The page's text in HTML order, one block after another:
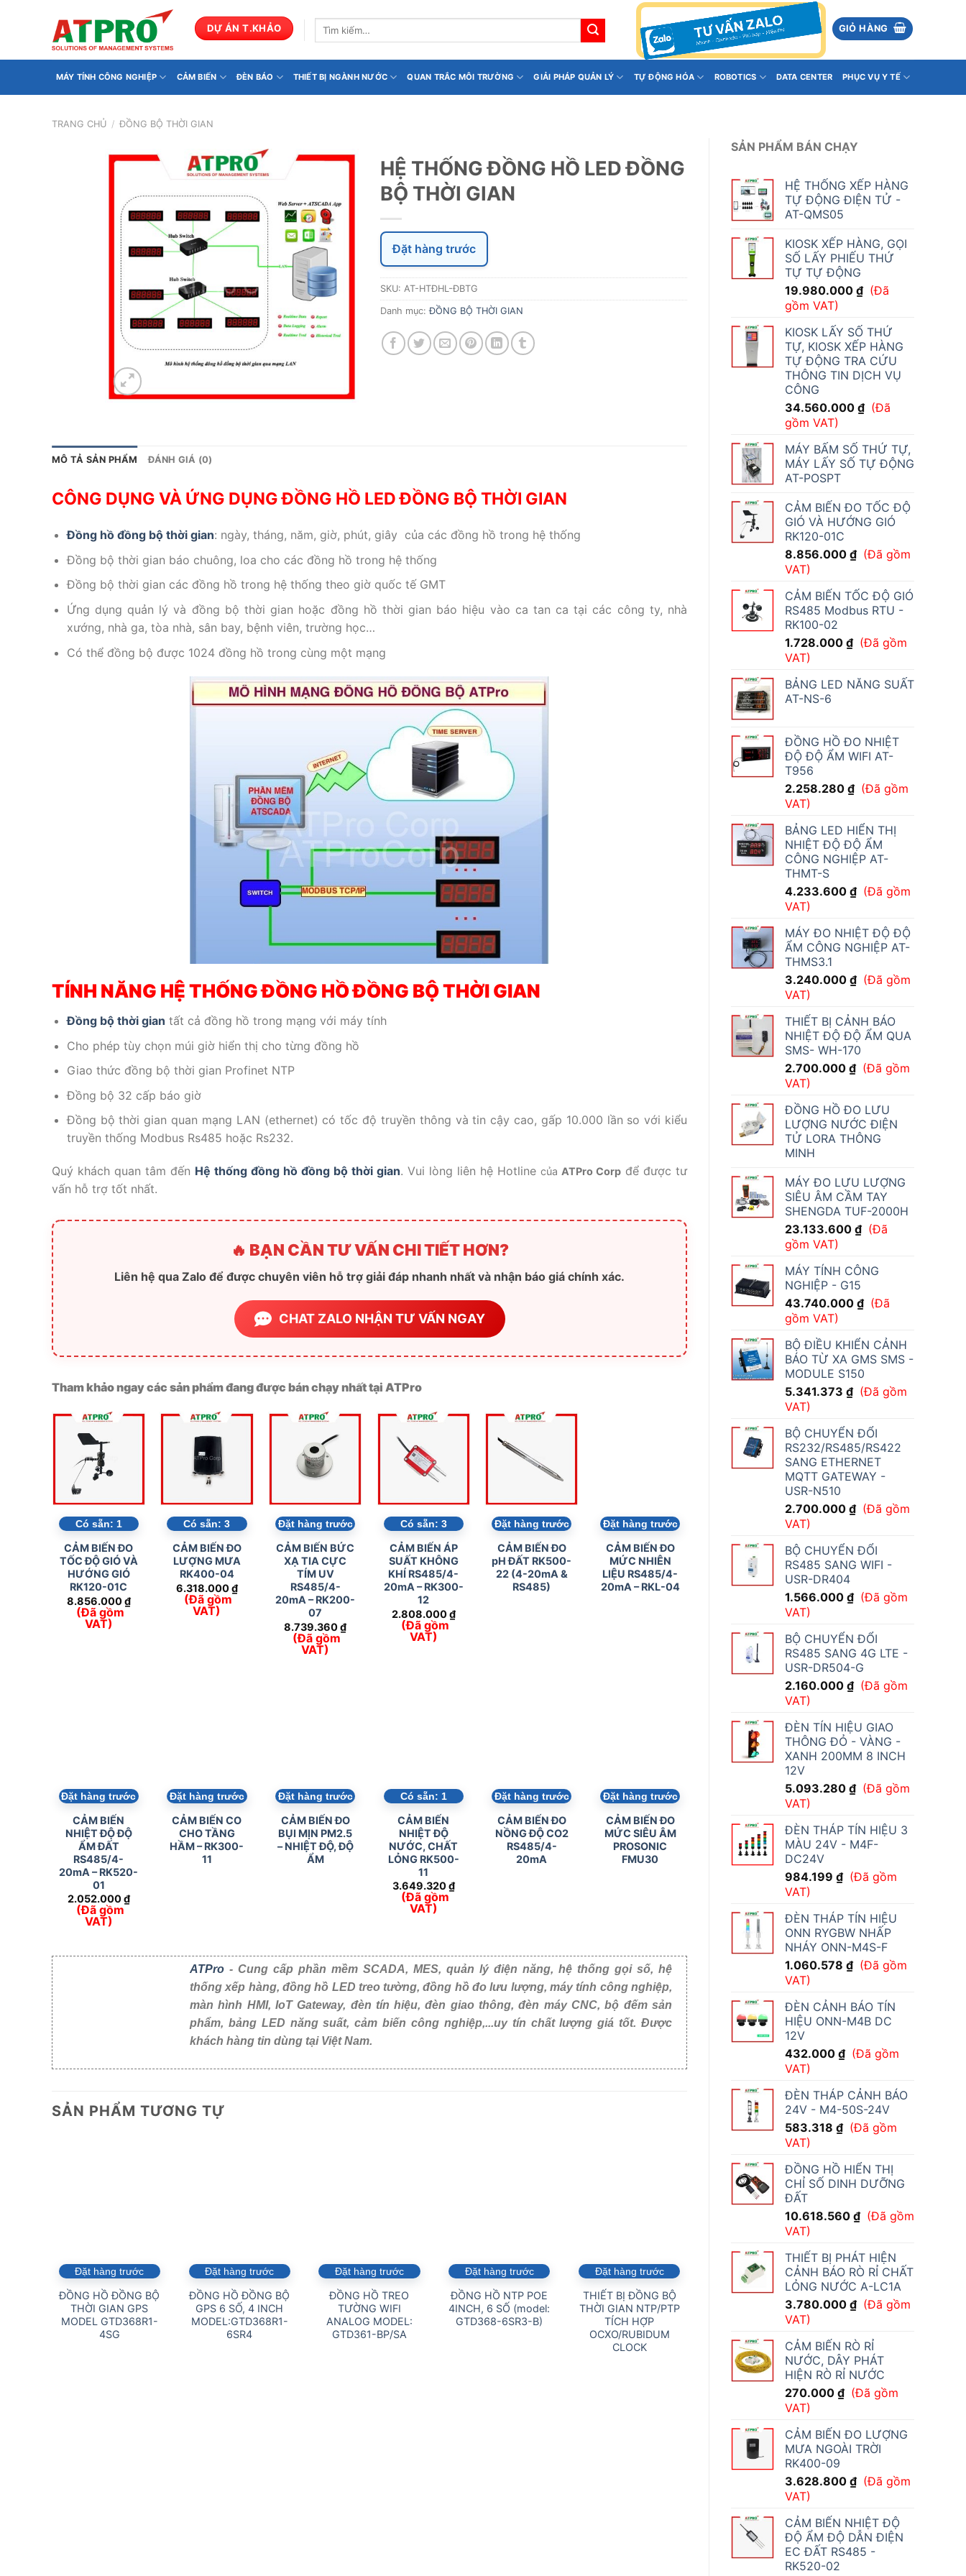
dung
DỰ ÁN T.KHẢO
Tìm
GIỎ HÀNG
MÁY TÍNH CÔNG NGHIỆP CẢM BIẾN ĐÈN BÁO THIẾT BỊ NGÀNH NƯỚC QUAN TRẮC MÔI TRƯỜNG GIẢI PHÁP QUẢN LÝ TỰ ĐỘNG HÓA ROBOTICS DATA CENTER PHỤC VỤ Y TẾ
TRANG CHỦ / ĐỒNG BỘ THỜI GIAN
SẢN PHẨM BÁN CHẠY
HỆ THỐNG XẾP HÀNG
TỰ ĐỘNG ĐIỆN TỬ -
AT-QMS05
KIOSK XẾP HÀNG, GỌI
SỐ LẤY PHIẾU THỨ
TỰ TỰ ĐỘNG
19.980.000 ₫ (Đã
gồm VAT)
KIOSK LẤY SỐ THỨ
TỰ, KIOSK XẾP HÀNG
TỰ ĐỘNG TRA CỨU
THÔNG TIN DỊCH VỤ
CÔNG
34.560.000 ₫ (Đã
gồm VAT)
MÁY BẤM SỐ THỨ TỰ,
MÁY LẤY SỐ TỰ ĐỘNG
AT-POSPT
CẢM BIẾN ĐO TỐC ĐỘ
GIÓ VÀ HƯỚNG GIÓ
RK120-01C
8.856.000 ₫ (Đã gồm
VAT)
CẢM BIẾN TỐC ĐỘ GIÓ
RS485 Modbus RTU -
RK100-02
1.728.000 ₫ (Đã gồm
VAT)
BẢNG LED NĂNG SUẤT
AT-NS-6
ĐỒNG HỒ ĐO NHIỆT
ĐỘ ĐỘ ẨM WIFI AT-
T956
2.258.280 ₫ (Đã gồm
VAT)
BẢNG LED HIỂN THỊ
NHIỆT ĐỘ ĐỘ ẨM
CÔNG NGHIỆP AT-
THMT-S
4.233.600 ₫ (Đã gồm
VAT)
MÁY ĐO NHIỆT ĐỘ ĐỘ
ẨM CÔNG NGHIỆP AT-
THMS3.1
3.240.000 ₫ (Đã gồm
VAT)
THIẾT BỊ CẢNH BÁO
NHIỆT ĐỘ ĐỘ ẨM QUA
SMS- WH-170
2.700.000 ₫ (Đã gồm
VAT)
ĐỒNG HỒ ĐO LƯU
LƯỢNG NƯỚC ĐIỆN
TỬ LORA THÔNG
MINH
MÁY ĐO LƯU LƯỢNG
SIÊU ÂM CẦM TAY
SHENGDA TUF-2000H
23.133.600 ₫ (Đã
gồm VAT)
MÁY TÍNH CÔNG
NGHIỆP - G15
43.740.000 ₫ (Đã
gồm VAT)
BỘ ĐIỀU KHIỂN CẢNH
BÁO TỪ XA GMS SMS -
MODULE S150
5.341.373 ₫ (Đã gồm
VAT)
BỘ CHUYỂN ĐỔI
RS232/RS485/RS422
SANG ETHERNET
MQTT GATEWAY -
USR-N510
2.700.000 ₫ (Đã gồm
VAT)
BỘ CHUYỂN ĐỔI
RS485 SANG WIFI -
USR-DR404
1.566.000 ₫ (Đã gồm
VAT)
BỘ CHUYỂN ĐỔI
RS485 SANG 4G LTE -
USR-DR504-G
2.160.000 ₫ (Đã gồm
VAT)
ĐÈN TÍN HIỆU GIAO
THÔNG ĐỎ - VÀNG -
XANH 200MM 8 INCH
12V
5.093.280 ₫ (Đã gồm
VAT)
ĐÈN THÁP TÍN HIỆU 3
MÀU 24V - M4F-
DC24V
984.199 ₫ (Đã gồm
VAT)
ĐÈN THÁP TÍN HIỆU
ONN RYGBW NHẤP
NHÁY ONN-M4S-F
1.060.578 ₫ (Đã gồm
VAT)
ĐÈN CẢNH BÁO TÍN
HIỆU ONN-M4B DC
12V
432.000 ₫ (Đã gồm
VAT)
ĐÈN THÁP CẢNH BÁO
24V - M4-50S-24V
583.318 ₫ (Đã gồm
VAT)
ĐỒNG HỒ HIỂN THỊ
CHỈ SỐ DINH DƯỠNG
ĐẤT
10.618.560 ₫ (Đã gồm
VAT)
THIẾT BỊ PHÁT HIỆN
CẢNH BÁO RÒ RỈ CHẤT
LỎNG NƯỚC A-LC1A
3.780.000 ₫ (Đã gồm
VAT)
CẢM BIẾN RÒ RỈ
NƯỚC, DÂY PHÁT
HIỆN RÒ RỈ NƯỚC
270.000 ₫ (Đã gồm
VAT)
CẢM BIẾN ĐO LƯỢNG
MƯA NGOÀI TRỜI
RK400-09
3.628.800 ₫ (Đã gồm
VAT)
CẢM BIẾN NHIỆT ĐỘ
ĐỘ ẨM ĐỘ DẪN ĐIỆN
EC ĐẤT RS485 -
RK520-02
HỆ THỐNG ĐỒNG HỒ LED ĐỒNG
BỘ THỜI GIAN
Đặt hàng trước
SKU: AT-HTĐHL-ĐBTG
Danh mục:ĐỒNG BỘ THỜI GIAN
MÔ TẢ SẢN PHẨM ĐÁNH GIÁ (0)
CÔNG DỤNG VÀ ỨNG DỤNG ĐỒNG HỒ LED ĐỒNG BỘ THỜI GIAN
Đồng hồ đồng bộ thời gian: ngày, tháng, năm, giờ, phút, giây của các đồng hồ trong hệ thống
Đồng bộ thời gian báo chuông, loa cho các đồng hồ trong hệ thống
Đồng bộ thời gian các đồng hồ trong hệ thống theo giờ quốc tế GMT
Ứng dụng quản lý và đồng bộ thời gian hoặc đồng hồ thời gian báo hiệu vào ca tan ca tại các công ty, nhà
xướng, nhà ga, tòa nhà, sân bay, bệnh viên, trường học…
Có thể đồng bộ được 1024 đồng hồ trong cùng một mạng
TÍNH NĂNG HỆ THỐNG ĐỒNG HỒ ĐỒNG BỘ THỜI GIAN
Đồng bộ thời gian tất cả đồng hồ trong mạng với máy tính
Cho phép tùy chọn múi giờ hiển thị cho từng đồng hồ
Giao thức đồng bộ thời gian Profinet NTP
Đồng bộ 32 cấp báo giờ
Đồng bộ thời gian quan mạng LAN (ethernet) có tốc độ truyền thông và tin cậy cao, gấp 10.000 lần so với kiểu
truyền thống Modbus Rs485 hoặc Rs232.
Quý khách quan tâm đến Hệ thống đồng hồ đồng bộ thời gian. Vui lòng liên hệ Hotline của ATPro Corp để được tư
vấn hỗ trợ tốt nhất.
🔥 BẠN CẦN TƯ VẤN CHI TIẾT HƠN?
Liên hệ qua Zalo để được chuyên viên hỗ trợ giải đáp nhanh nhất và nhận báo giá chính xác.
CHAT ZALO NHẬN TƯ VẤN NGAY
Tham khảo ngay các sản phẩm đang được bán chạy nhất tại ATPro
Có sẵn: 1
CẢM BIẾN ĐO
TỐC ĐỘ GIÓ VÀ
HƯỚNG GIÓ
RK120-01C
8.856.000₫
(Đã gồm
VAT)
Có sẵn:3
CẢM BIẾN ĐO
LƯỢNG MƯA
RK400-04
6.318.000₫
(Đã gồm
VAT)
Đặt hàng trước
CẢM BIẾN BỨC
XẠ TIA CỰC
TÍM UV
RS485/4-
20mA – RK200-
07
8.739.360₫
(Đã gồm
VAT)
Có sẵn: 3
CẢM BIẾN ÁP
SUẤT KHÔNG
KHÍ RS485/4-
20mA – RK300-
12
2.808.000₫
(Đã gồm
VAT)
Đặt hàng trước
CẢM BIẾN ĐO
pH ĐẤT RK500-
22 (4-20mA &
RS485)
Đặt hàng trước
CẢM BIẾN ĐO
MỨC NHIÊN
LIỆU RS485/4-
20mA – RKL-04
Đặt hàng trước
CẢM BIẾN
NHIỆT ĐỘ ĐỘ
ẨM ĐẤT
RS485/4-
20mA – RK520-
01
2.052.000₫
(Đã gồm
VAT)
Đặt hàng trước
CẢM BIẾN CO
CHO TẦNG
HẦM – RK300-
11
Đặt hàng trước
CẢM BIẾN ĐO
BỤI MỊN PM2.5
– NHIỆT ĐỘ, ĐỘ
ẨM
Có sẵn: 1
CẢM BIẾN
NHIỆT ĐỘ
NƯỚC, CHẤT
LỎNG RK500-
11
3.649.320₫
(Đã gồm
VAT)
Đặt hàng trước
CẢM BIẾN ĐO
NỒNG ĐỘ CO2
RS485/4-
20mA
Đặt hàng trước
CẢM BIẾN ĐO
MỨC SIÊU ÂM
PROSONIC
FMU30
ATPro- Cung cấp phần mềm SCADA, MES, quản lý điện năng, hệ thống gọi số, hệ
thống xếp hàng, đồng hồ LED treo tường, đồng hồ đo lưu lượng, máy tính công nghiệp,
màn hình HMI, IoT Gateway, đèn tín hiệu, đèn giao thông, đèn máy CNC, bộ đếm sản
phẩm, bảng LED năng suất, cảm biến công nghiệp,...uy tín chất lượng giá tốt. Được khách hàng tin dùng tại Việt
SẢN PHẨM TƯƠNG TỰ
Đặt hàng trước
ĐỒNG HỒ ĐỒNG BỘ
THỜI GIAN GPS
MODEL GTD368R1-
4SG
Đặt hàng trước
ĐỒNG HỒ ĐỒNG BỘ
GPS 6 SỐ, 4 INCH
MODEL:GTD368R1-
6SR4
Đặt hàng trước
ĐỒNG HỒ TREO
TƯỜNG WIFI
ANALOG MODEL:
GTD361-BP/SA
Đặt hàng trước
ĐỒNG HỒ NTP POE
4INCH, 6 SỐ (model:
GTD368-6SR3-B)
Đặt hàng trước
THIẾT BỊ ĐỒNG BỘ
THỜI GIAN NTP/PTP
TÍCH HỢP
OCXO/RUBIDUM
CLOCK
Đặt hàng trước
ĐỒNG HỒ TREO
TƯỜNG PoE ANALOG
Đặt hàng trước
THỜI GIAN GPS